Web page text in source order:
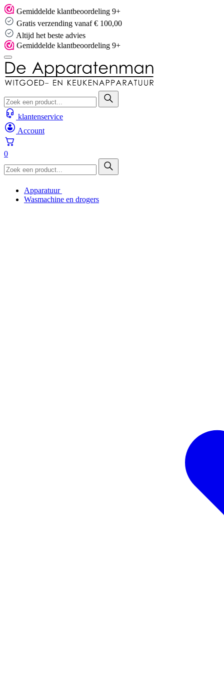
Skip
to
content
Gemiddelde klantbeoordeling 9+
Gratis verzending vanaf € 100,00
Altijd het beste advies
Gemiddelde klantbeoordeling 9+
klantenservice
Account
0
Apparatuur
Wasmachine en drogers